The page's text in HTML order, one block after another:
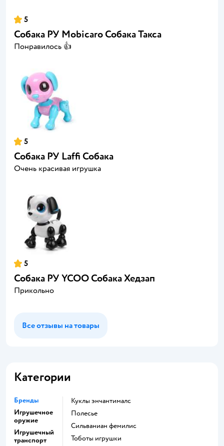
5
Собака РУ Mobicaro Собака Такса
Понравилось 👍
5
Собака РУ Laffi Собака
Очень красивая игрушка
5
Собака РУ YCOO Собака Хедзап
Прикольно
Все отзывы на товары
Категории
Бренды
Игрушечное
оружие
Игрушечный
транспорт
Куклы энчантималс
Полесье
Сильваниан фемилис
Тоботы игрушки